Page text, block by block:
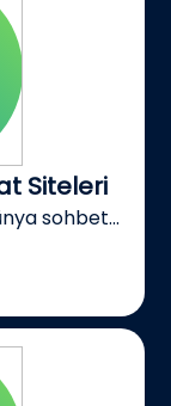
Siteleri
sohbet...